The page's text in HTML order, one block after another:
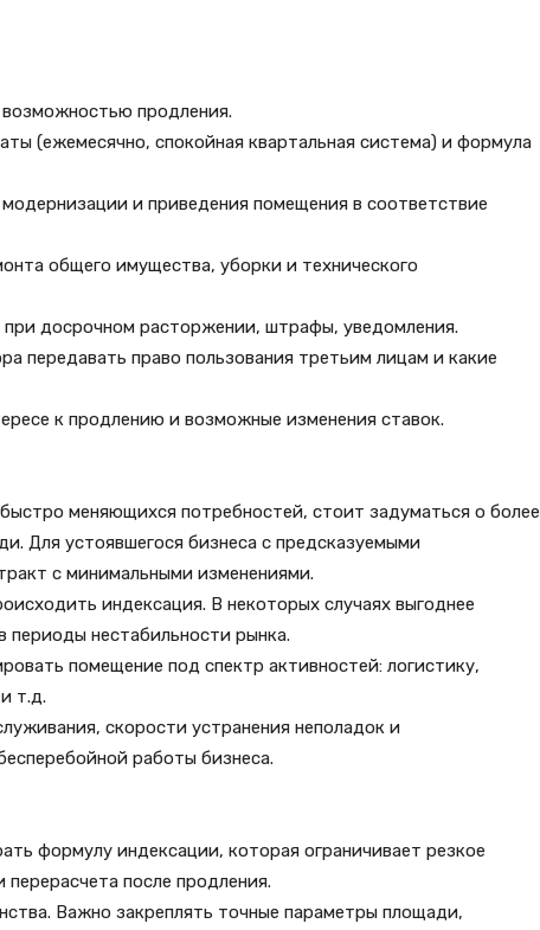
продления.
(ежемесячно, спокойная квартальная система) и формула
и приведения помещения в соответствие
общего имущества, уборки и технического
досрочном расторжении, штрафы, уведомления.
передавать право пользования третьим лицам и какие
к продлению и возможные изменения ставок.
меняющихся потребностей, стоит задуматься о более
Для устоявшегося бизнеса с предсказуемыми
с минимальными изменениями.
индексация. В некоторых случаях выгоднее
периоды нестабильности рынка.
помещение под спектр активностей: логистику,
т.д.
скорости устранения неполадок и
работы бизнеса.
формулу индексации, которая ограничивает резкое
после продления.
Важно закреплять точные параметры площади,